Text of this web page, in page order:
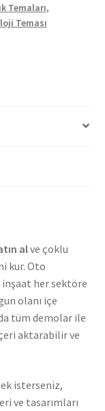
Temaları,
Teması
alve çoklu
kur. Oto
her sektöre
olanı içe
tüm demolar ile
aktarabilir ve
isterseniz,
ve tasarımları